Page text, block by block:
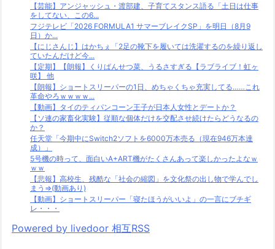
【芸能】アンジャッシュ・渡部建、子育てスタンス語る「土日は仕事
をしてない、この6...
フジテレビ「2026 FORMULA1 サマーブレイクSP」を明日（8月9
日）か...
【にじさんじ】はかちぇ「2足の靴下を履いては洗濯するのを繰り返し
ていたんだけど今...
【定期】【朗報】くりぱんせつ菜、うるさすぎる【ラブライブ！虹ヶ
咲】 他
【朗報】ショートスリーパーの1日、めちゃくちゃ充実してる……これ
革命やろｗｗｗｗ...
【動画】タイのティパンコーン王子が日本人女性とデートか？
【ソ連の家畜化実験】従順な個体だけを交配させ続けたらどうなるの
か？
任天堂「今期中にSwitch2ソフトを6000万本売る（現在946万本達
成）」
5号機の時って、面白いA+ART機がたくさんあって楽しかったよなｗ
ｗｗ
【悲報】高校生、残酷な「社会の縮図」を文化祭の出し物で学んでし
まう⇒(動画あり)
【動画】ショートスリーパー「寝たほうがいいよ」の一言にブチギ
レ・・・
Powered by livedoor 相互RSS